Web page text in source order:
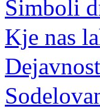
Simboli
Kje nas